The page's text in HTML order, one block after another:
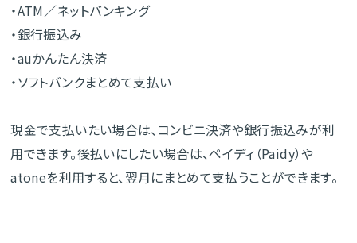
・ATM／ネットバンキング
・銀行振込み
・auかんたん決済
・ソフトバンクまとめて支払い
現金で支払いたい場合は、コンビニ決済や銀行振込みが利
用できます。後払いにしたい場合は、ペイディ（Paidy）や
atoneを利用すると、翌月にまとめて支払うことができます。